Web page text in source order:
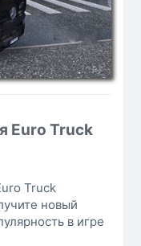
Euro Truck
Truck
новый
в игре